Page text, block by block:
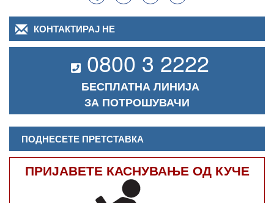
КОНТАКТИРАЈ НЕ
0800 3 2222
БЕСПЛАТНА ЛИНИЈА
ЗА ПОТРОШУВАЧИ
ПОДНЕСЕТЕ ПРЕТСТАВКА
ПРИЈАВЕТЕ КАСНУВАЊЕ ОД КУЧЕ